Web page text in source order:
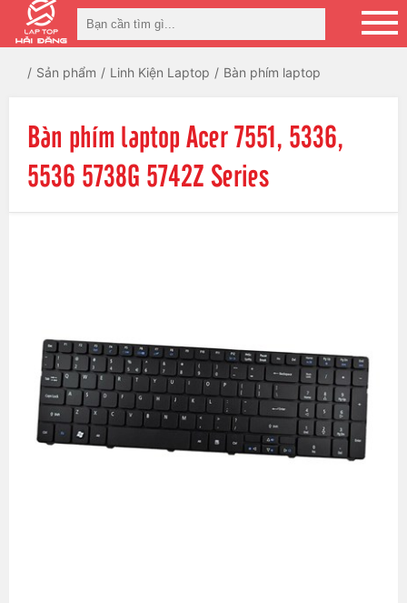
Sản phẩm Linh Kiện Laptop Bàn phím laptop
Bàn phím laptop Acer 7551, 5336,
5536 5738G 5742Z Series